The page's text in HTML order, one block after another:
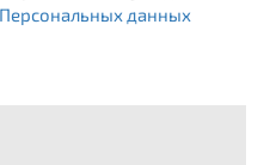
Персональных данных